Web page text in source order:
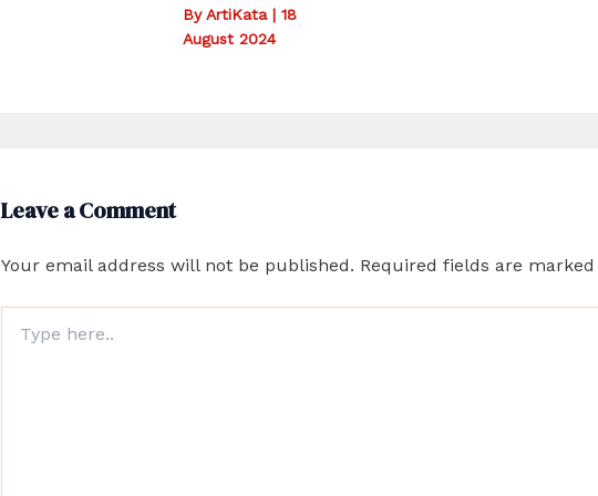
ByArtiKata | 18
August 2024
Leave a Comment
Your email address will not be published. Required fields are
here..